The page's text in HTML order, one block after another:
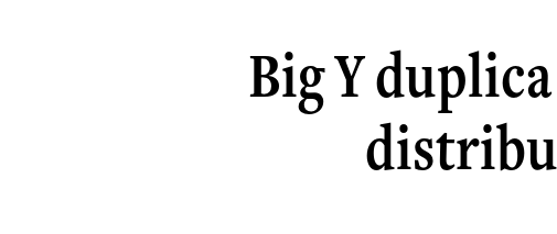
Big Y